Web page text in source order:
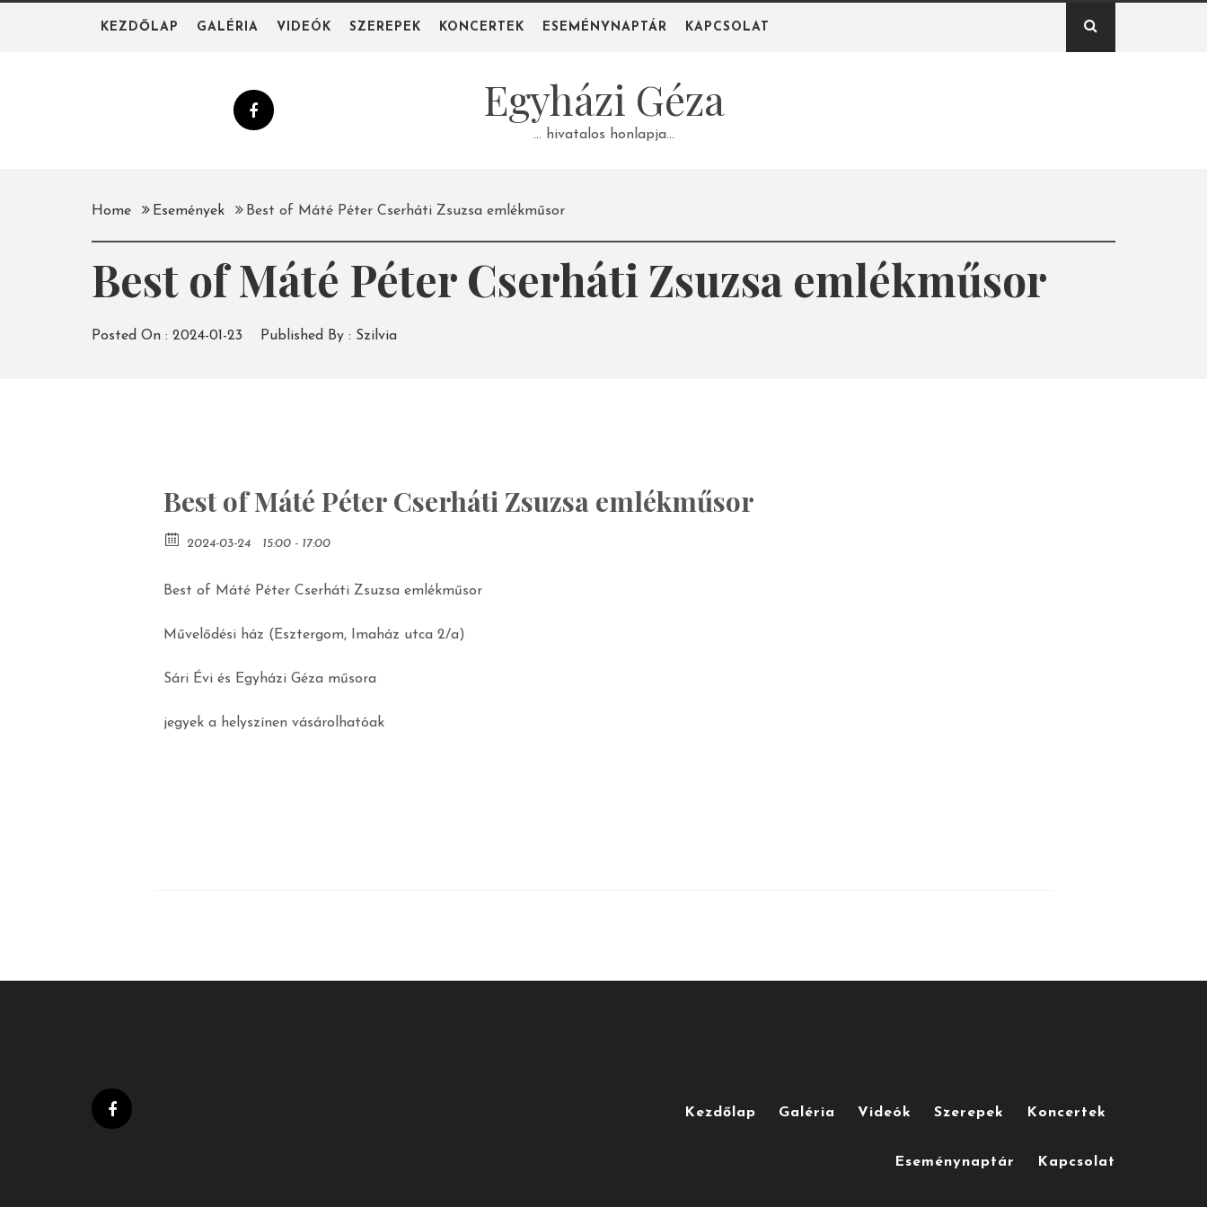
KEZDŐLAP GALÉRIA VIDEÓK SZEREPEK KONCERTEK ESEMÉNYNAPTÁR KAPCSOLAT
Egyházi Géza
… hivatalos honlapja…
Home Események Best of Máté Péter Cserháti Zsuzsa emlékműsor
Best of Máté Péter Cserháti Zsuzsa emlékműsor
Posted On : 2024-01-23 Published By : Szilvia
Best of Máté Péter Cserháti Zsuzsa emlékműsor
2024-03-24 15:00 - 17:00
Best of Máté Péter Cserháti Zsuzsa emlékműsor
Művelődési ház (Esztergom, Imaház utca 2/a)
Sári Évi és Egyházi Géza műsora
jegyek a helyszínen vásárolhatóak
Kezdőlap Galéria Videók Szerepek Koncertek
Eseménynaptár Kapcsolat